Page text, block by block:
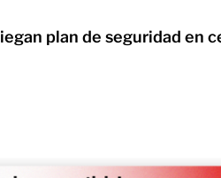
plan de seguridad en